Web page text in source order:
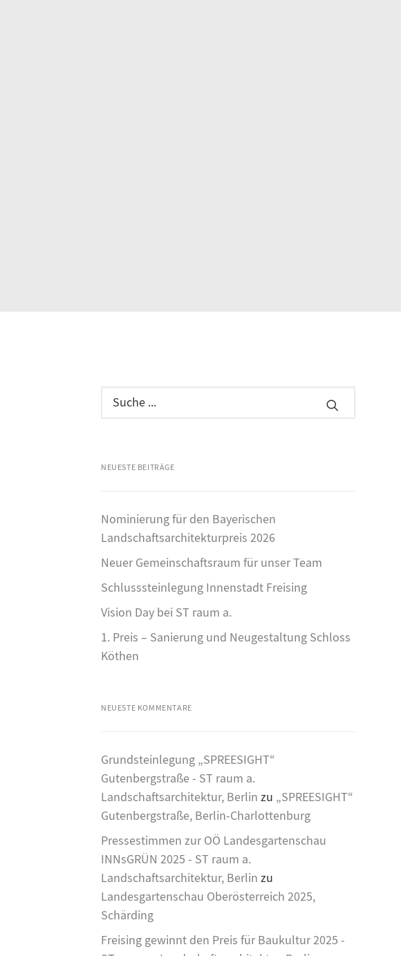
NEUESTE BEITRÄGE
Nominierung für den Bayerischen
Landschaftsarchitekturpreis 2026
Neuer Gemeinschaftsraum für unser Team
Schlusssteinlegung Innenstadt Freising
Vision Day bei ST raum a.
1. Preis – Sanierung und Neugestaltung Schloss
Köthen
NEUESTE KOMMENTARE
Grundsteinlegung „SPREESIGHT“
Gutenbergstraße - ST raum a.
Landschaftsarchitektur, Berlin zu „SPREESIGHT“
Gutenbergstraße, Berlin-Charlottenburg
Pressestimmen zur OÖ Landesgartenschau
INNsGRÜN 2025 - ST raum a.
Landschaftsarchitektur, Berlin zu
Landesgartenschau Oberösterreich 2025,
Schärding
Freising gewinnt den Preis für Baukultur 2025 -